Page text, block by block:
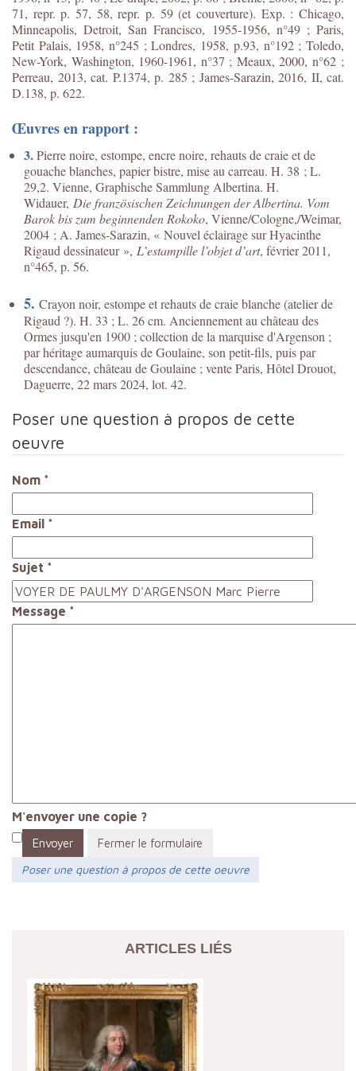
71, repr. p. 57, 58, repr. p. 59 (et couverture). Exp. : Chicago,
Minneapolis, Detroit, San Francisco, 1955-1956, n°49 ; Paris,
Petit Palais, 1958, n°245 ; Londres, 1958, p.93, n°192 ; Toledo,
New-York, Washington, 1960-1961, n°37 ; Meaux, 2000, n°62 ;
Perreau, 2013, cat. P.1374, p. 285 ; James-Sarazin, 2016, II, cat.
D.138, p. 622.
Œuvres en rapport :
3.Pierre noire, estompe, encre noire, rehauts de craie et de
gouache blanches, papier bistre, mise au carreau. H. 38 ; L.
29,2. Vienne, Graphische Sammlung Albertina. H.
Widauer, Die französischen Zeichnungen der Albertina. Vom
Barok bis zum beginnenden Rokoko, Vienne/Cologne,/Weimar,
2004 ; A. James-Sarazin, « Nouvel éclairage sur Hyacinthe
Rigaud dessinateur », L’estampille l’objet d’art, février 2011,
n°465, p. 56.
5. Crayon noir, estompe et rehauts de craie blanche (atelier de
Rigaud ?). H. 33 ; L. 26 cm. Anciennement au château des
Ormes jusqu'en 1900 ; collection de la marquise d'Argenson ;
par héritage aumarquis de Goulaine, son petit-fils, puis par
descendance, château de Goulaine ; vente Paris, Hôtel Drouot,
Daguerre, 22 mars 2024, lot. 42.
Poser une question à propos de cette
oeuvre
Nom *
Email *
Sujet *
Message *
M'envoyer une copie ?
Envoyer
Fermer le formulaire
Poser une question à propos de cette oeuvre
ARTICLES LIÉS